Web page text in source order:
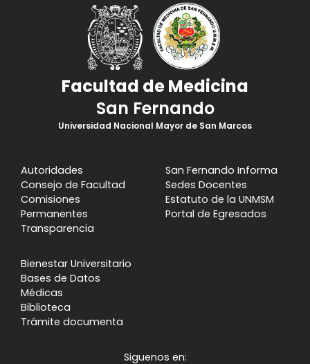
Facultad de Medicina
San Fernando
Universidad Nacional Mayor de San Marcos
Autoridades
Consejo de Facultad
Comisiones
Permanentes
Transparencia
San Fernando Informa
Sedes Docentes
Estatuto de la UNMSM
Portal de Egresados
Bienestar Universitario
Bases de Datos
Médicas
Biblioteca
Trámite documenta
Siguenos en: